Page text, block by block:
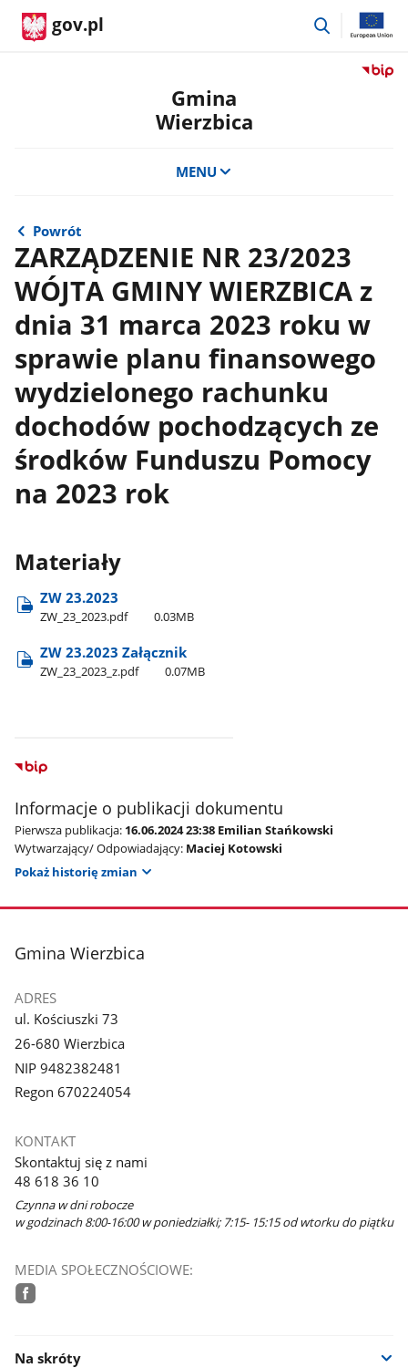
gov.pl
przejdź
Przejdź
Gmina
Wierzbica
MENU
Powrót
ZARZĄDZENIE NR 23/2023
WÓJTA GMINY WIERZBICA z
dnia 31 marca 2023 roku w
sprawie planu finansowego
wydzielonego rachunku
dochodów pochodzących ze
środków Funduszu Pomocy
na 2023 rok
Materiały
ZW 23.2023
ZW​_23​_2023.pdf 0.03MB
ZW 23.2023 Załącznik
ZW​_23​_2023​_z.pdf 0.07MB
Informacje o publikacji dokumentu
Pierwsza publikacja: 16.06.2024 23:38 Emilian Stańkowski
Wytwarzający/ Odpowiadający: Maciej Kotowski
Pokaż historię zmian
stopka
Gmina Wierzbica
ADRES
ul. Kościuszki 73
26-680 Wierzbica
NIP 9482382481
Regon 670224054
KONTAKT
Skontaktuj się z nami
48 618 36 10
Czynna w dni robocze
w godzinach 8:00-16:00 w poniedziałki; 7:15- 15:15 od wtorku do piątku
MEDIA SPOŁECZNOŚCIOWE:
Na skróty